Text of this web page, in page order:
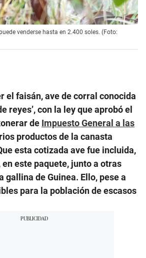
venderse hasta en 2.400 soles. (Foto:
el faisán, ave de corral conocida
reyes’, con la ley que aprobó el
de Impuesto General a las
productos de la canasta
esta cotizada ave fue incluida,
este paquete, junto a otras
gallina de Guinea. Ello, pese a
para la población de escasos